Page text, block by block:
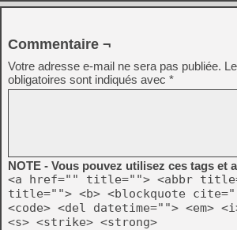
Commentaire ¬
Votre adresse e-mail ne sera pas publiée.
obligatoires sont indiqués avec *
NOTE - Vous pouvez utilisez ces tags et
<a href="" title=""> <abbr
title=""> <b> <blockquote
<code> <del datetime=""> <em>
<s> <strike> <strong>